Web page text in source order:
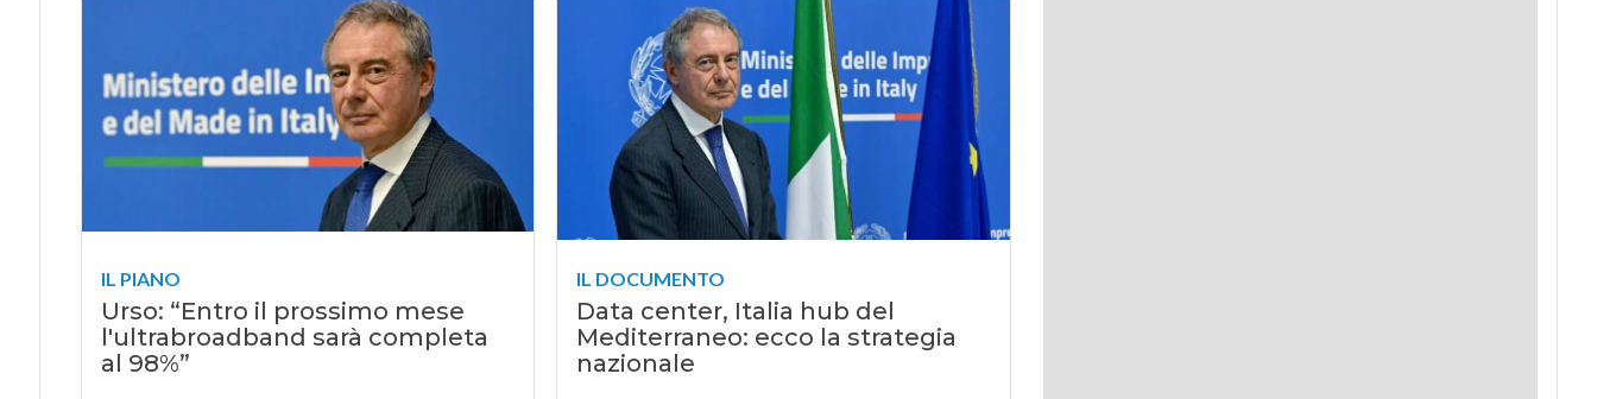
IL PIANO
Urso: “Entro il prossimo mese
l'ultrabroadband sarà completa
al 98%”
IL DOCUMENTO
Data center, Italia hub del
Mediterraneo: ecco la strategia
nazionale